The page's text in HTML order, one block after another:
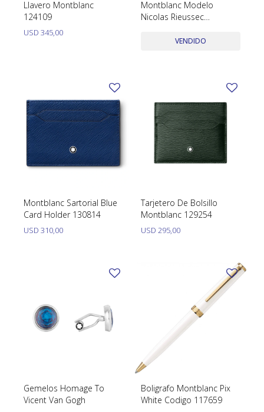
Llavero Montblanc
124109
USD 345,00
Montblanc Modelo
Nicolas Rieussec
Ref.106487. Año 2020
VENDIDO
Montblanc Sartorial Blue
Card Holder 130814
USD 310,00
Tarjetero De Bolsillo
Montblanc 129254
USD 295,00
Gemelos Homage To
Vicent Van Gogh
Boligrafo Montblanc Pix
White Codigo 117659